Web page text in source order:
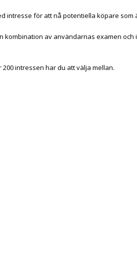
intresse för att nå potentiella köpare som
kombination av användarnas examen
intressen har du att välja mellan.